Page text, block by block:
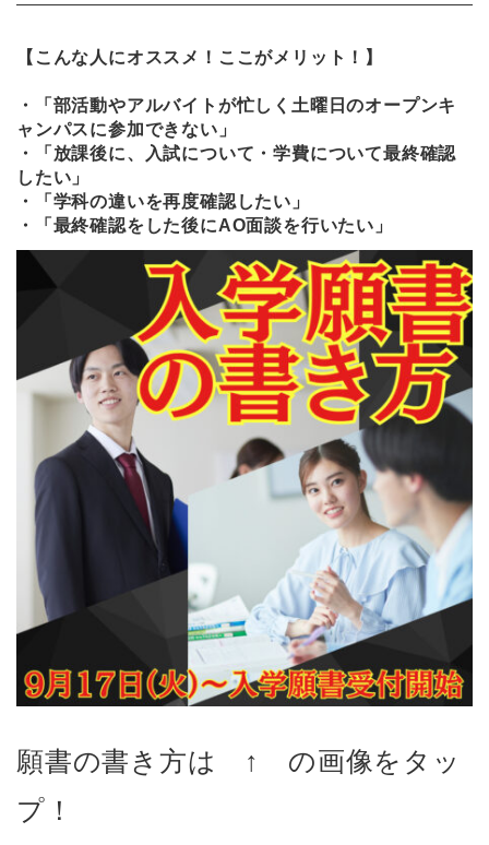
【こんな人にオススメ！ここがメリット！】
・「部活動やアルバイトが忙しく土曜日のオープンキ
ャンパスに参加できない」
・「放課後に、入試について・学費について最終確認
したい」
・「学科の違いを再度確認したい」
・「最終確認をした後にAO面談を行いたい」
願書の書き方は ↑ の画像をタッ
プ！